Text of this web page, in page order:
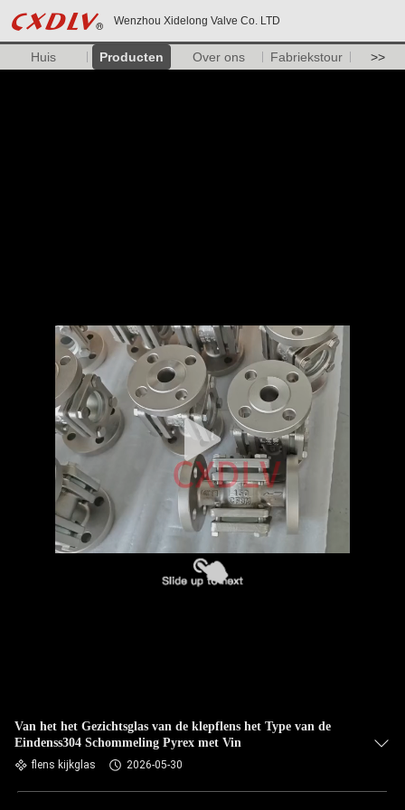
Wenzhou Xidelong Valve Co. LTD
Huis Producten Over ons Fabriekstour >>
Van het het Gezichtsglas van de klepflens het Type van de
Eindenss304 Schommeling Pyrex met Vin
flens kijkglas 2026-05-30